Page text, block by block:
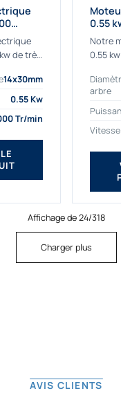
-
de très
les
14x30mm
0.55 Kw
Tr/min
0.55
230/
Notre
0.55
des
arbre
Vitesse
Affichage de 24/318
Charger plus
AVIS CLIENTS